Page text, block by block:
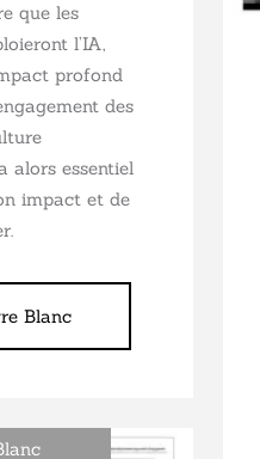
que les
l’IA,
profond
des
alors essentiel
impact et de
Blanc